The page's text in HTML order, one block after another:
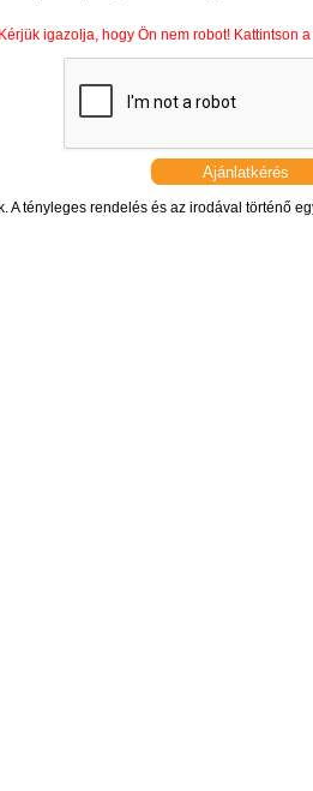
Kérjük igazolja, hogy Ön nem robot! Kattintson
A tényleges rendelés és az irodával történő